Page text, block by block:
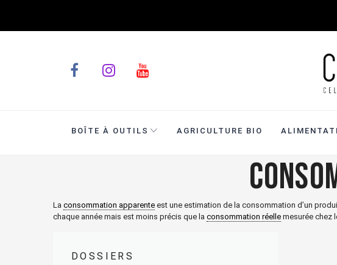
BOÎTE À OUTILS AGRICULTURE BIO
La consommation apparente est une estimation de la consommation d’un
chaque année mais est moins précis que la consommation réelle mesurée chez
DOSSIERS